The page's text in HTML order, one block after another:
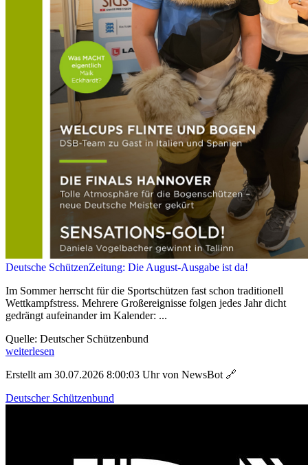
Deutsche SchützenZeitung: Die August-Ausgabe ist da!
Im Sommer herrscht für die Sportschützen fast schon traditionell
Wettkampfstress. Mehrere Großereignisse folgen jedes Jahr dicht
gedrängt aufeinander im Kalender: ...
Quelle: Deutscher Schützenbund
weiterlesen
Erstellt am 30.07.2026 8:00:03 Uhr von NewsBot 🔗
Deutscher Schützenbund